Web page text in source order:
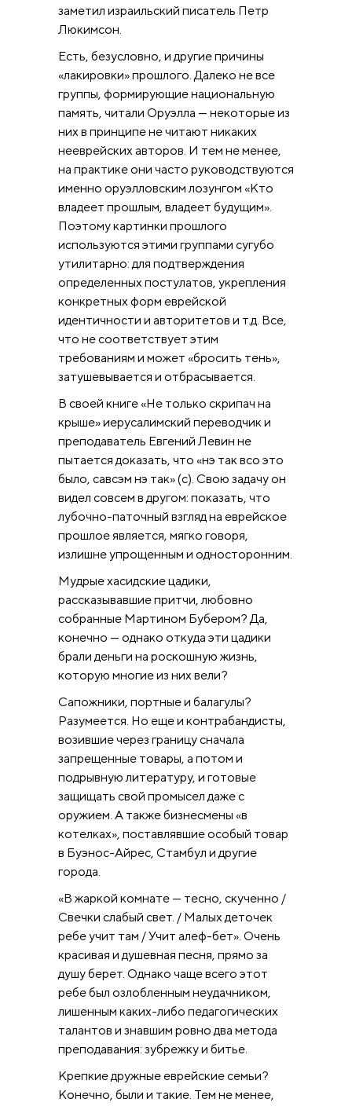
заметил израильский писатель Петр
Люкимсон.
Есть, безусловно, и другие причины
«лакировки» прошлого. Далеко не все
группы, формирующие национальную
память, читали Оруэлла — некоторые из
них в принципе не читают никаких
нееврейских авторов. И тем не менее,
на практике они часто руководствуются
именно оруэлловским лозунгом «Кто
владеет прошлым, владеет будущим».
Поэтому картинки прошлого
используются этими группами сугубо
утилитарно: для подтверждения
определенных постулатов, укрепления
конкретных форм еврейской
идентичности и авторитетов и т.д. Все,
что не соответствует этим
требованиям и может «бросить тень»,
затушевывается и отбрасывается.
В своей книге «Не только скрипач на
крыше» иерусалимский переводчик и
преподаватель Евгений Левин не
пытается доказать, что «нэ так всо это
было, савсэм нэ так» (с). Свою задачу он
видел совсем в другом: показать, что
лубочно-паточный взгляд на еврейское
прошлое является, мягко говоря,
излишне упрощенным и односторонним.
Мудрые хасидские цадики,
рассказывавшие притчи, любовно
собранные Мартином Бубером? Да,
конечно — однако откуда эти цадики
брали деньги на роскошную жизнь,
которую многие из них вели?
Сапожники, портные и балагулы?
Разумеется. Но еще и контрабандисты,
возившие через границу сначала
запрещенные товары, а потом и
подрывную литературу, и готовые
защищать свой промысел даже с
оружием. А также бизнесмены «в
котелках», поставлявшие особый товар
в Буэнос-Айрес, Стамбул и другие
города.
«В жаркой комнате — тесно, скученно /
Свечки слабый свет. / Малых деточек
ребе учит там / Учит алеф-бет». Очень
красивая и душевная песня, прямо за
душу берет. Однако чаще всего этот
ребе был озлобленным неудачником,
лишенным каких-либо педагогических
талантов и знавшим ровно два метода
преподавания: зубрежку и битье.
Крепкие дружные еврейские семьи?
Конечно, были и такие. Тем не менее,